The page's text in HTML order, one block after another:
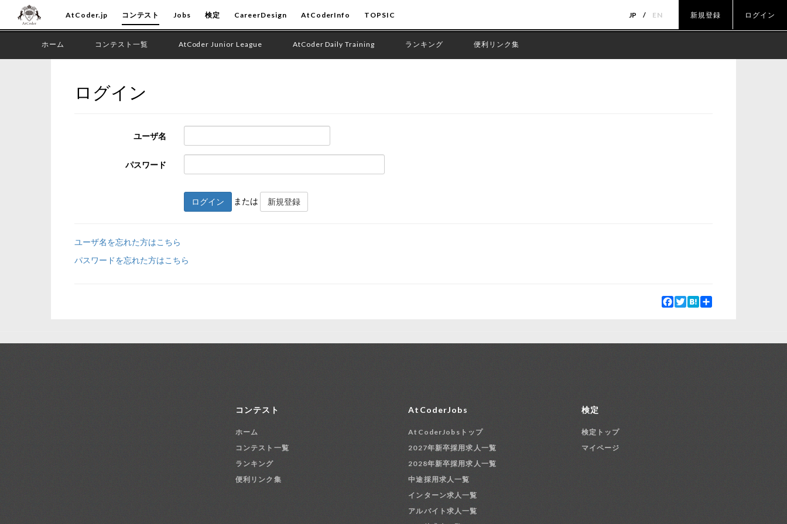
AtCoder.jp コンテスト Jobs 検定 CareerDesign AtCoderInfo TOPSIC JP EN 新規登録 ログイン
ホーム コンテスト一覧 AtCoder Junior League AtCoder Daily Training ランキング 便利リンク集
ログイン
ユーザ名
パスワード
ログイン または 新規登録
ユーザ名を忘れた方はこちら
パスワードを忘れた方はこちら
Facebook
Twitter
Hatena
コンテスト
ホーム
コンテスト一覧
ランキング
便利リンク集
AtCoderJobs
AtCoderJobsトップ
2027年新卒採用求人一覧
2028年新卒採用求人一覧
中途採用求人一覧
インターン求人一覧
アルバイト求人一覧
検定
検定トップ
マイページ